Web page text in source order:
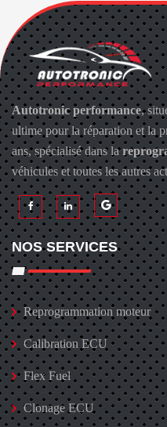
Autotronic performance,
ultime pour la réparation et la
ans, spécialisé dans la
véhicules et toutes les autres
NOS SERVICES
Reprogrammation moteur
Calibration ECU
Flex Fuel
Clonage ECU